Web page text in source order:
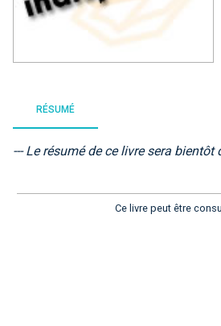
RÉSUMÉ
--- Le résumé de ce livre sera bientôt
Ce livre peut être